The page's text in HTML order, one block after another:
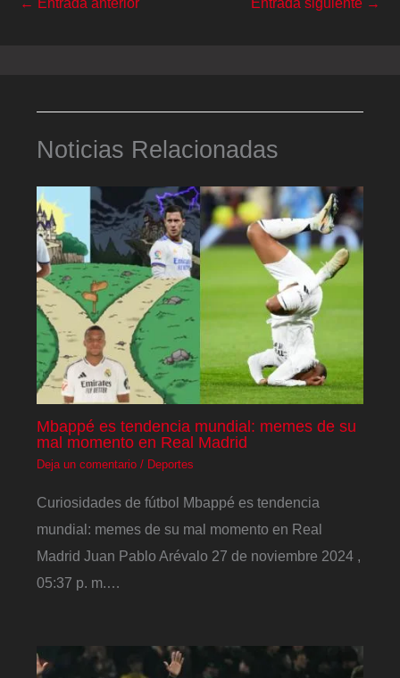
Noticias Relacionadas
Mbappé es tendencia mundial: memes de su
mal momento en Real Madrid
Deja un comentario / Deportes
Curiosidades de fútbol Mbappé es tendencia
mundial: memes de su mal momento en Real
Madrid Juan Pablo Arévalo 27 de noviembre 2024 ,
05:37 p. m.…